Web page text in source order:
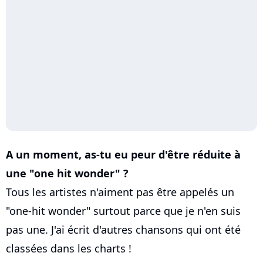
A un moment, as-tu eu peur d'être réduite à
une "one hit wonder" ?
Tous les artistes n'aiment pas être appelés un
"one-hit wonder" surtout parce que je n'en suis
pas une. J'ai écrit d'autres chansons qui ont été
classées dans les charts !